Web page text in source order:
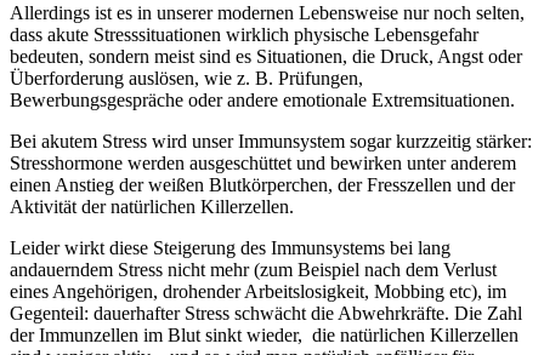
Allerdings ist es in unserer modernen Lebensweise nur noch selten,
dass akute Stresssituationen wirklich physische Lebensgefahr
bedeuten, sondern meist sind es Situationen, die Druck, Angst oder
Überforderung auslösen, wie z. B. Prüfungen,
Bewerbungsgespräche oder andere emotionale Extremsituationen.
Bei akutem Stress wird unser Immunsystem sogar kurzzeitig stärker:
Stresshormone werden ausgeschüttet und bewirken unter anderem
einen Anstieg der weißen Blutkörperchen, der Fresszellen und der
Aktivität der natürlichen Killerzellen.
Leider wirkt diese Steigerung des Immunsystems bei lang
andauerndem Stress nicht mehr (zum Beispiel nach dem Verlust
eines Angehörigen, drohender Arbeitslosigkeit, Mobbing etc), im
Gegenteil: dauerhafter Stress schwächt die Abwehrkräfte. Die Zahl
der Immunzellen im Blut sinkt wieder, die natürlichen Killerzellen